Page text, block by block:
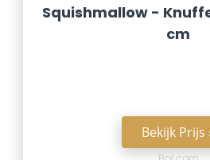
Squishmallow -
cm
Bekijk Prijs